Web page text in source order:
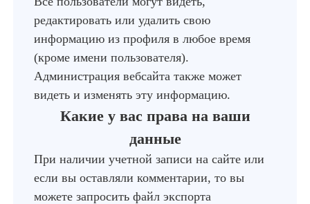
редактировать или удалить свою
информацию из профиля в любое время
(кроме имени пользователя).
Администрация вебсайта также может
видеть и изменять эту информацию.
Какие у вас права на ваши
данные
При наличии учетной записи на сайте или
если вы оставляли комментарии, то вы
можете запросить файл экспорта